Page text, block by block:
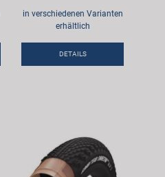
in verschiedenen Varianten
erhältlich
DETAILS